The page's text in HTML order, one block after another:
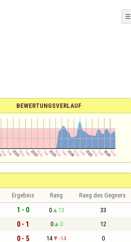
☰
BEWERTUNGSVERLAUF
Ergebnis Rang Rang des Gegners
1 - 0 0 13 33
0 - 1 0 0 12
0 - 5 14 -14 0